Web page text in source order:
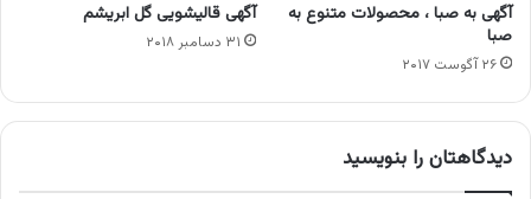
آگهی به صبا ، محصولات متنوع به
صبا
۲۶ آگوست ۲۰۱۷
آگهی قالیشویی گل ابریشم
۳۱ دسامبر ۲۰۱۸
دیدگاهتان را بنویسید